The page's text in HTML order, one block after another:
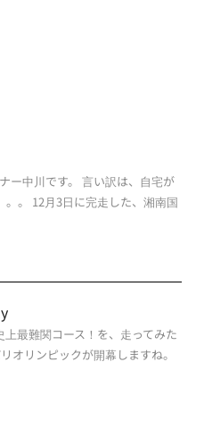
ー中川です。 言い訳は、自宅が
。 12月3日に完走した、湘南国
最難関コース！を、走ってみた
オリンピックが開幕しますね。